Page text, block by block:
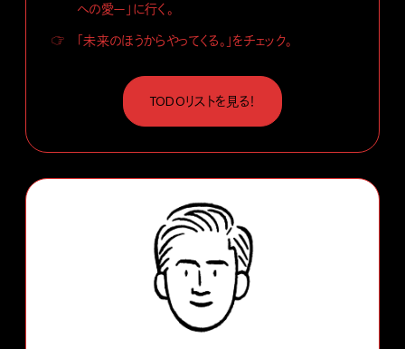
への愛ー」に行く。
☞
「未来のほうからやってくる。」をチェック。
TODOリストを見る！